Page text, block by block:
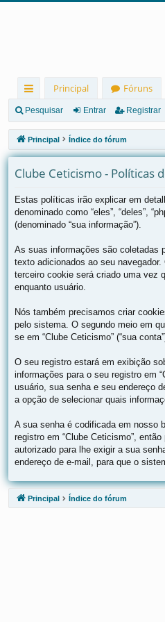
in
ks
rá
pi
d
os
Principal
Fóruns
Pesquisar Entrar Registrar
Principal Índice do fórum
Clube Ceticismo - Políticas
Estas políticas irão explicar em
denominado como “eles”, “deles”,
(denominado “sua informação”).
As suas informações são coletadas
texto adicionados ao seu
terceiro cookie será criado uma vez
enquanto usuário.
Nós também precisamos criar
pelo sistema. O segundo meio em
se em “Clube Ceticismo” (“sua
O seu registro estará em exibição
informações para o seu registro em
usuário, sua senha e seu endereço
a opção de selecionar quais
A sua senha é codificada em nosso
registro em “Clube Ceticismo”,
autorizado para lhe exigir a sua
endereço de e-mail, para que o
Principal Índice do fórum